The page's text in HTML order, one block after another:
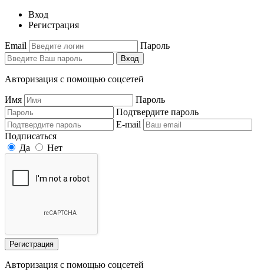
Вход
Регистрация
Email Пароль
Вход
Авторизация с помощью соцсетей
Имя
Пароль
Подтвердите пароль
E-mail
Подписаться
Да
Нет
Регистрация
Авторизация с помощью соцсетей